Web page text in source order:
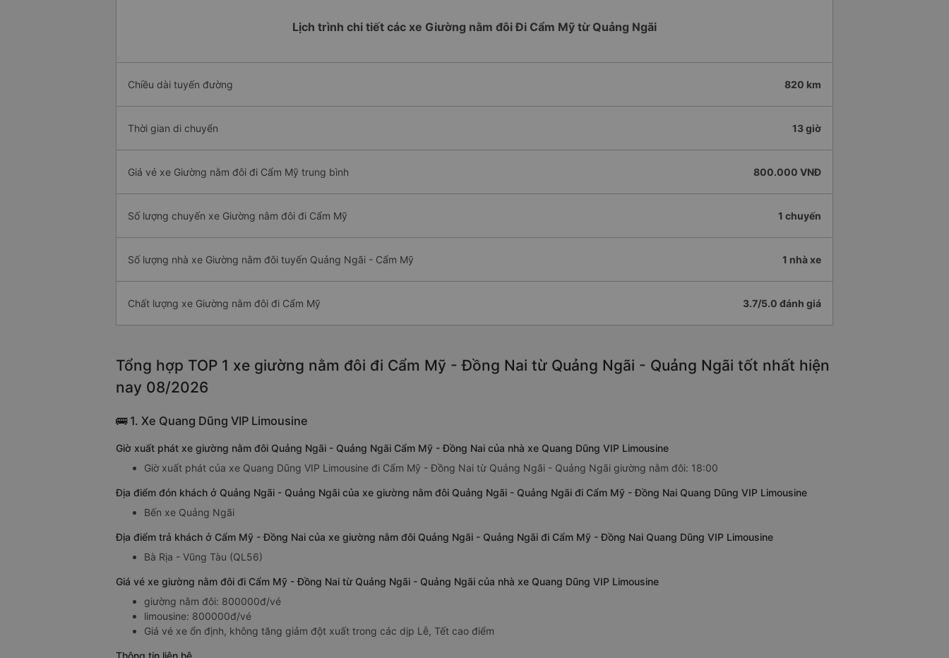
Lịch trình chi tiết các xe Giường nằm đôi Đi Cẩm Mỹ từ Quảng Ngãi
Chiều dài tuyến đường 820 km
Thời gian di chuyển 13 giờ
Giá vé xe Giường nằm đôi đi Cẩm Mỹ trung bình 800.000 VNĐ
Số lượng chuyến xe Giường nằm đôi đi Cẩm Mỹ 1 chuyến
Số lượng nhà xe Giường nằm đôi tuyến Quảng Ngãi - Cẩm Mỹ 1 nhà xe
Chất lượng xe Giường nằm đôi đi Cẩm Mỹ 3.7/5.0 đánh giá
Tổng hợp TOP 1 xe giường nằm đôi đi Cẩm Mỹ - Đồng Nai từ Quảng Ngãi - Quảng Ngãi tốt nhất hiện
nay 08/2026
🚌 1. Xe Quang Dũng VIP Limousine
Giờ xuất phát xe giường nằm đôi Quảng Ngãi - Quảng Ngãi Cẩm Mỹ - Đồng Nai của nhà xe Quang Dũng VIP Limousine
Giờ xuất phát của xe Quang Dũng VIP Limousine đi Cẩm Mỹ - Đồng Nai từ Quảng Ngãi - Quảng Ngãi giường nằm đôi: 18:00
Địa điểm đón khách ở Quảng Ngãi - Quảng Ngãi của xe giường nằm đôi Quảng Ngãi - Quảng Ngãi đi Cẩm Mỹ - Đồng Nai Quang Dũng VIP Limousine
Bến xe Quảng Ngãi
Địa điểm trả khách ở Cẩm Mỹ - Đồng Nai của xe giường nằm đôi Quảng Ngãi - Quảng Ngãi đi Cẩm Mỹ - Đồng Nai Quang Dũng VIP Limousine
Bà Rịa - Vũng Tàu (QL56)
Giá vé xe giường nằm đôi đi Cẩm Mỹ - Đồng Nai từ Quảng Ngãi - Quảng Ngãi của nhà xe Quang Dũng VIP Limousine
giường nằm đôi: 800000đ/vé
limousine: 800000đ/vé
Giá vé xe ổn định, không tăng giảm đột xuất trong các dịp Lễ, Tết cao điểm